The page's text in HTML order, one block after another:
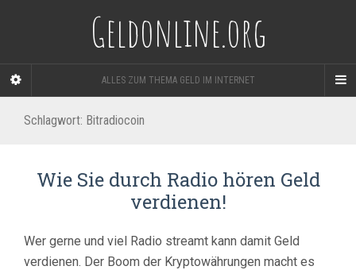
Geldonline.org
ALLES ZUM THEMA GELD IM INTERNET
Schlagwort: Bitradiocoin
Wie Sie durch Radio hören Geld
verdienen!
Wer gerne und viel Radio streamt kann damit Geld
verdienen. Der Boom der Kryptowährungen macht es